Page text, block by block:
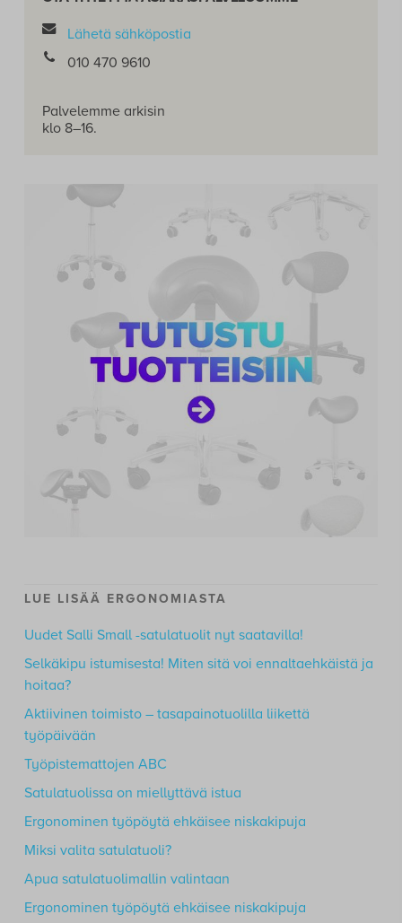
Lähetä sähköpostia
010 470 9610
Palvelemme arkisin
klo 8–16.
LUE LISÄÄ ERGONOMIASTA
Uudet Salli Small -satulatuolit nyt saatavilla!
Selkäkipu istumisesta! Miten sitä voi ennaltaehkäistä ja
hoitaa?
Aktiivinen toimisto – tasapainotuolilla liikettä
työpäivään
Työpistemattojen ABC
Satulatuolissa on miellyttävä istua
Ergonominen työpöytä ehkäisee niskakipuja
Miksi valita satulatuoli?
Apua satulatuolimallin valintaan
Ergonominen työpöytä ehkäisee niskakipuja